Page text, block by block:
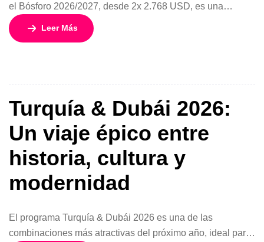
el Bósforo 2026/2027, desde 2x 2.768 USD, es una
experiencia diseñada para viajeros que desean cerrar el
año viviendo dos destinos legendarios en un solo
Leer Más
Turquía & Dubái 2026:
Un viaje épico entre
historia, cultura y
modernidad
El programa Turquía & Dubái 2026 es una de las
combinaciones más atractivas del próximo año, ideal para